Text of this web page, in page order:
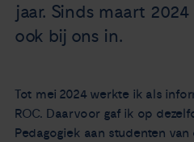
Agenda
Zorgverleners
jaar. Sinds maart
ook bij ons in.
Tot mei 2024 werkte ik als
ROC. Daarvoor gaf ik op
Pedagogiek aan studenten